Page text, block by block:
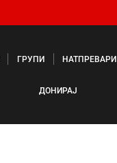
ГРУПИ НАТПРЕВАРИ
ДОНИРАЈ